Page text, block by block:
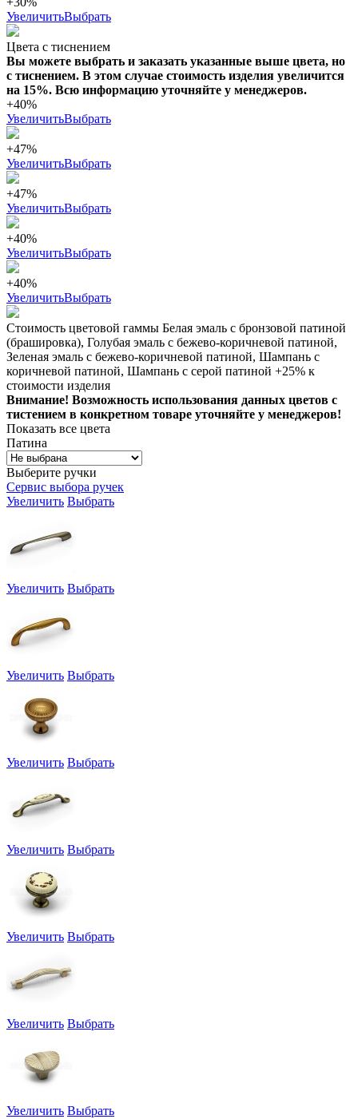
УвеличитьВыбрать
Цвета с тиснением
Вы можете выбрать и заказать указанные выше цвета, но
с тиснением. В этом случае стоимость изделия увеличится
на 15%. Всю информацию уточняйте у менеджеров.
+40%
УвеличитьВыбрать
+47%
УвеличитьВыбрать
+47%
УвеличитьВыбрать
+40%
УвеличитьВыбрать
+40%
УвеличитьВыбрать
Стоимость цветовой гаммы Белая эмаль с бронзовой патиной
(брашировка), Голубая эмаль с бежево-коричневой патиной,
Зеленая эмаль с бежево-коричневой патиной, Шампань с
коричневой патиной, Шампань с серой патиной +25% к
стоимости изделия
Внимание! Возможность использования данных цветов с
тистением в конкретном товаре уточняйте у менеджеров!
Показать все цвета
Патина
Выберите ручки
Сервис выбора ручек
Увеличить Выбрать
Увеличить Выбрать
Увеличить Выбрать
Увеличить Выбрать
Увеличить Выбрать
Увеличить Выбрать
Увеличить Выбрать
Увеличить Выбрать